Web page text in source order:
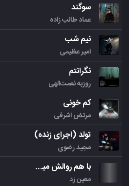
سوگند
عماد طالب زاده
نیم شب
امیر عظیمی
نگرانتم
روزبه نعمت‌الهی
کم خونی
مرتض اشرفی
تولد (اجرای زنده)
مجید رضوی
با هم روالش میکنیم
معین زد